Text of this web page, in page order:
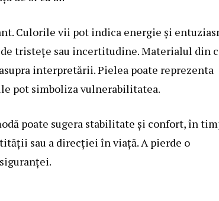
Culorile vii pot indica energie și
tristețe sau incertitudine. Materialul din
interpretării. Pielea poate reprezenta
pot simboliza vulnerabilitatea.
poate sugera stabilitate și confort, în
sau a direcției în viață. A pierde o